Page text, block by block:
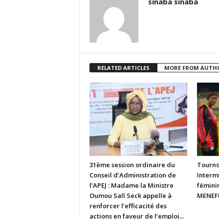
RELATED ARTICLES MORE FROM
31ème session ordinaire du
Conseil d’Administration de
l’APEJ : Madame la Ministre
Oumou Sall Seck appelle à
renforcer l’efficacité des
actions en faveur de l’emploi...